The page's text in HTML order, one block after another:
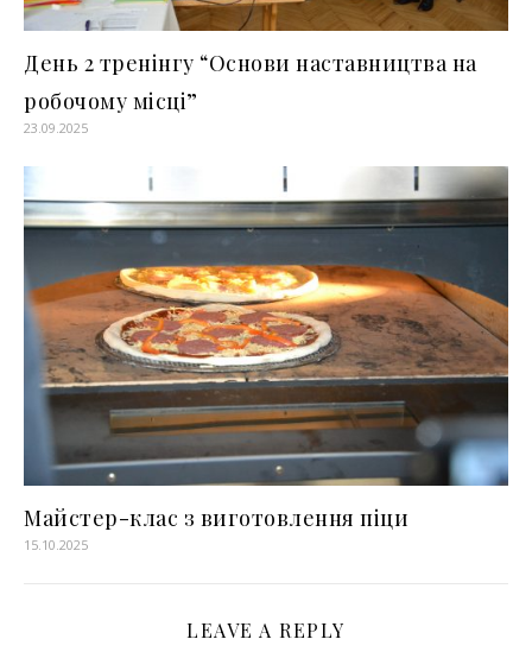
День 2 тренінгу “Основи наставництва на
робочому місці”
23.09.2025
Майстер-клас з виготовлення піци
15.10.2025
LEAVE A REPLY